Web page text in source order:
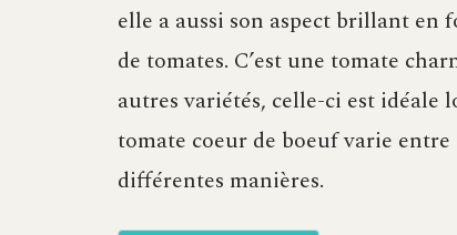
elle a aussi son aspect brillant
de tomates. C’est une tomate
autres variétés, celle-ci est idéale
tomate coeur de boeuf varie entre
différentes manières.